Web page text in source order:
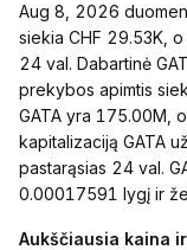
Aug 8, 2026
siekia CHF 29.53K,
24 val. Dabartinė
prekybos apimtis
GATA yra 175.00M,
kapitalizaciją GATA
pastarąsias 24 val.
0.00017591 lygį ir
Aukščiausia kaina